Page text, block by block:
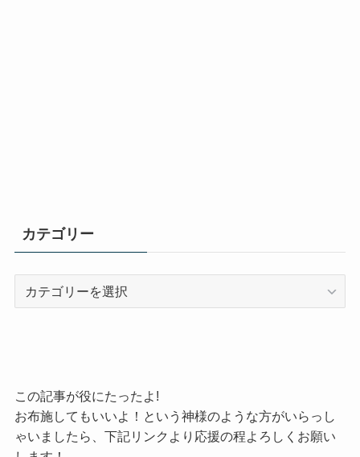
カテゴリー
この記事が役にたったよ!
お布施してもいいよ！という神様のような方がいらっし
ゃいましたら、下記リンクより応援の程よろしくお願い